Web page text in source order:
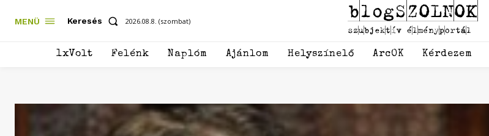
MENÜ Keresés 2026.08.8. (szombat)
1xVolt Felénk Naplóm Ajánlom Helyszínelő ArcOK Kérdezem